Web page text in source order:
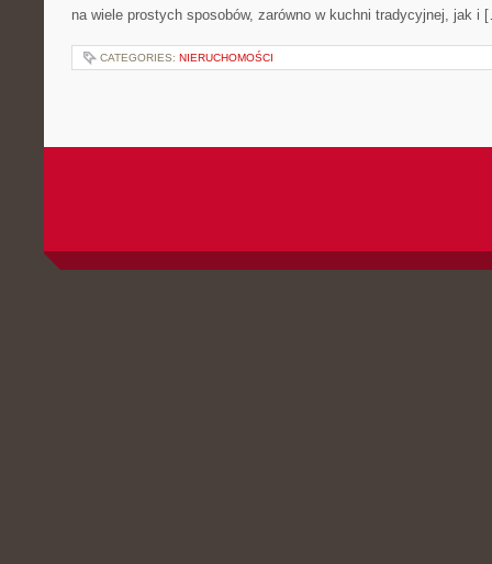
na wiele prostych sposobów, zarówno w kuchni tradycyjnej, jak i
CATEGORIES: NIERUCHOMOŚCI